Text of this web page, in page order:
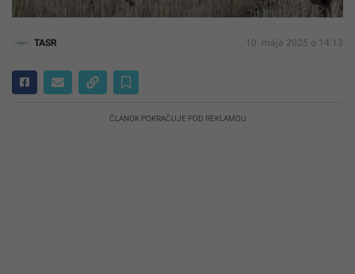
TASR 10. mája 2025 o 14:13
ČLÁNOK POKRAČUJE POD REKLAMOU